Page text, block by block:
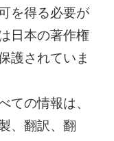
を得る必要が
日本の著作権
護されていま
ての情報は、
、翻訳、翻